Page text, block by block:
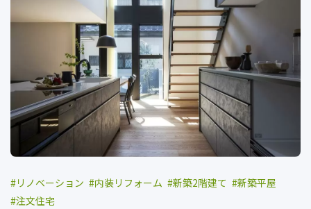
リノベーション 内装リフォーム 新築2階建て
新築平屋
注文住宅